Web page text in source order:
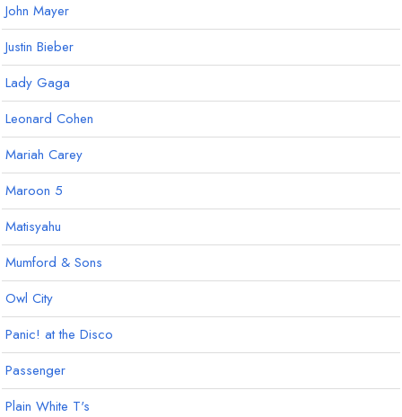
John Mayer
Justin Bieber
Lady Gaga
Leonard Cohen
Mariah Carey
Maroon 5
Matisyahu
Mumford & Sons
Owl City
Panic! at the Disco
Passenger
Plain White T's